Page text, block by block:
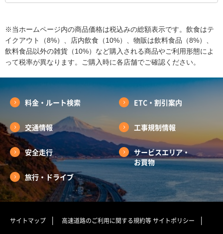
※当ホームページ内の商品価格は税込みの総額表示です。飲食はテ
イクアウト（8%）、店内飲食（10%）、物販は飲料食品（8%）、
飲料食品以外の雑貨（10%）など購入される商品やご利用形態によ
って税率が異なります。ご購入時に各店舗でご確認ください。
料金・ルート検索 ETC・割引案内
交通情報 工事規制情報
安全走行
サービスエリア・
お買物
旅行・ドライブ
サイトマップ 高速道路のご利用に関する規約等サイトポリシー